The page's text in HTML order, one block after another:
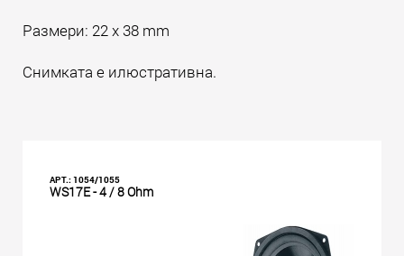
Размери: 22 x 38 mm
Снимката е илюстративна.
АРТ.: 1054/1055
WS17E - 4 / 8 Ohm